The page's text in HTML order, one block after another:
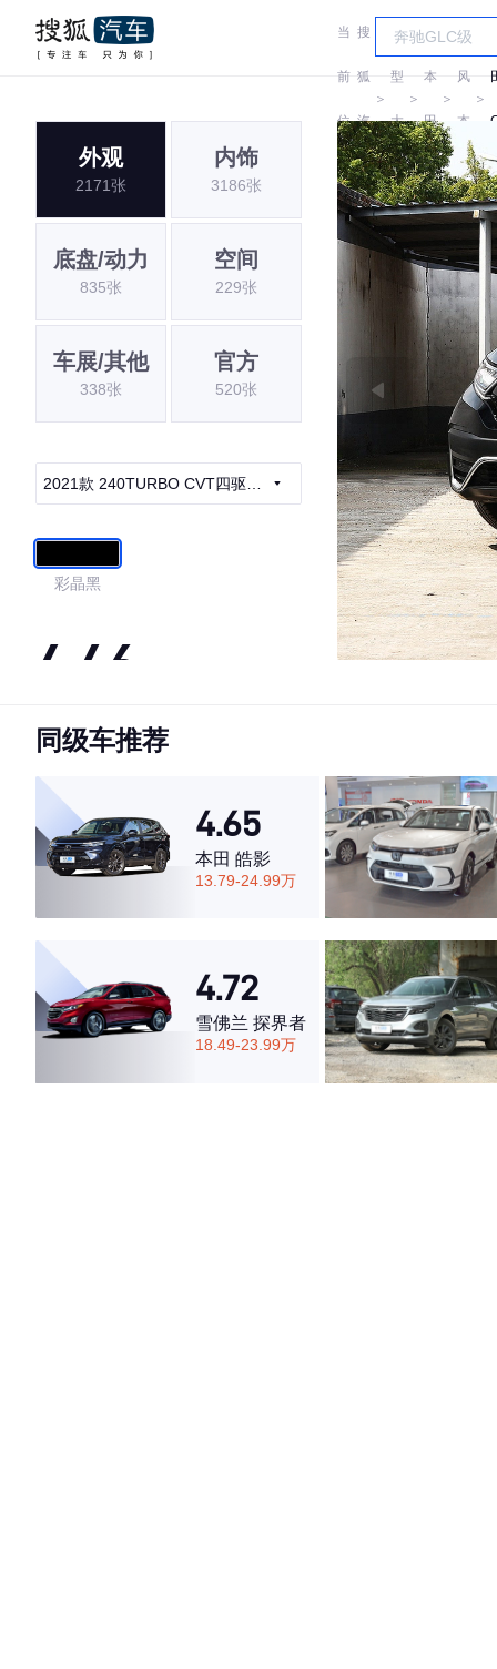
当
前
位
置:
搜
狐
汽
车
＞
车
型
大
全
＞
本
田
＞
东
风
本
田
＞
外观
2171张
内饰
3186张
底盘/动力
835张
空间
229张
车展/其他
338张
官方
520张
2021款 240TURBO CVT四驱尊
彩晶黑
4.46
·外观表现一般，低于88%同级车
·空间表现较为优秀，优于69%同级车
同级车推荐
4.65
本田 皓影
13.79-24.99万
4.72
雪佛兰 探界者
18.49-23.99万